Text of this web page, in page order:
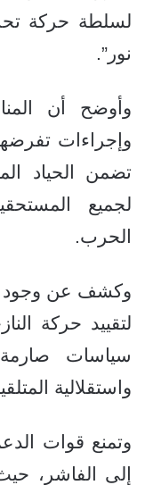
لسلطة حركة
نور”.
وأوضح أن
وإجراءات
تضمن الحياد
لجميع
الحرب.
وكشف عن وجود
لتقييد حركة
سياسات
واستقلالية
وتمنع قوات
إلى الفاشر،